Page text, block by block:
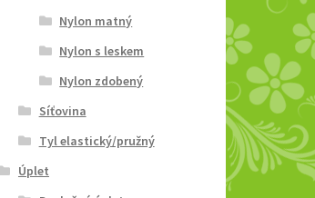
Nylon matný
Nylon s leskem
Nylon zdobený
Síťovina
Tyl elastický/pružný
Úplet